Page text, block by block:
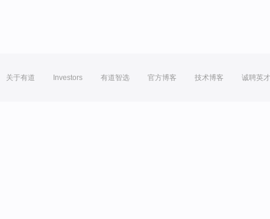
关于有道 Investors 有道智选 官方博客 技术博客 诚聘英才